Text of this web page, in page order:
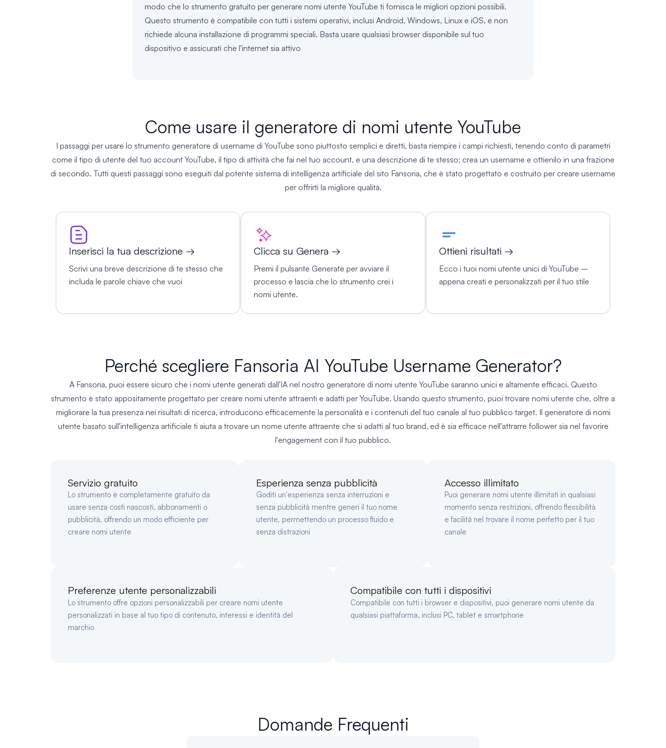
modo che lo strumento gratuito per generare nomi utente YouTube ti fornisca le migliori opzioni possibili.
Questo strumento è compatibile con tutti i sistemi operativi, inclusi Android, Windows, Linux e iOS, e non
richiede alcuna installazione di programmi speciali. Basta usare qualsiasi browser disponibile sul tuo
dispositivo e assicurati che l'internet sia attivo
Come usare il generatore di nomi utente YouTube
I passaggi per usare lo strumento generatore di username di YouTube sono piuttosto semplici e diretti, basta riempire i campi richiesti, tenendo conto di parametri
come il tipo di utente del tuo account YouTube, il tipo di attività che fai nel tuo account, e una descrizione di te stesso; crea un username e ottienilo in una frazione
di secondo. Tutti questi passaggi sono eseguiti dal potente sistema di intelligenza artificiale del sito Fansoria, che è stato progettato e costruito per creare username
per offrirti la migliore qualità.
Inserisci la tua descrizione →
Scrivi una breve descrizione di te stesso che
includa le parole chiave che vuoi
Clicca su Genera →
Premi il pulsante Generate per avviare il
processo e lascia che lo strumento crei i
nomi utente.
Ottieni risultati →
Ecco i tuoi nomi utente unici di YouTube –
appena creati e personalizzati per il tuo stile
Perché scegliere Fansoria AI YouTube Username Generator?
A Fansoria, puoi essere sicuro che i nomi utente generati dall'IA nel nostro generatore di nomi utente YouTube saranno unici e altamente efficaci. Questo
strumento è stato appositamente progettato per creare nomi utente attraenti e adatti per YouTube. Usando questo strumento, puoi trovare nomi utente che, oltre a
migliorare la tua presenza nei risultati di ricerca, introducono efficacemente la personalità e i contenuti del tuo canale al tuo pubblico target. Il generatore di nomi
utente basato sull'intelligenza artificiale ti aiuta a trovare un nome utente attraente che si adatti al tuo brand, ed è sia efficace nell'attrarre follower sia nel favorire
l'engagement con il tuo pubblico.
Servizio gratuito
Lo strumento è completamente gratuito da
usare senza costi nascosti, abbonamenti o
pubblicità, offrendo un modo efficiente per
creare nomi utente
Esperienza senza pubblicità
Goditi un'esperienza senza interruzioni e
senza pubblicità mentre generi il tuo nome
utente, permettendo un processo fluido e
senza distrazioni
Accesso illimitato
Puoi generare nomi utente illimitati in qualsiasi
momento senza restrizioni, offrendo flessibilità
e facilità nel trovare il nome perfetto per il tuo
canale
Preferenze utente personalizzabili
Lo strumento offre opzioni personalizzabili per creare nomi utente
personalizzati in base al tuo tipo di contenuto, interessi e identità del
marchio
Compatibile con tutti i dispositivi
Compatibile con tutti i browser e dispositivi, puoi generare nomi utente da
qualsiasi piattaforma, inclusi PC, tablet e smartphone
Domande Frequenti